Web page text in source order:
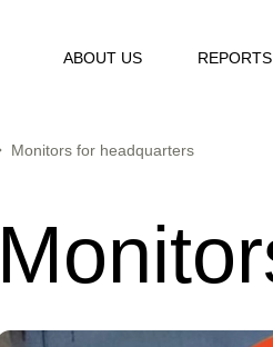
ABOUT US REPORTS
Monitors for headquarters